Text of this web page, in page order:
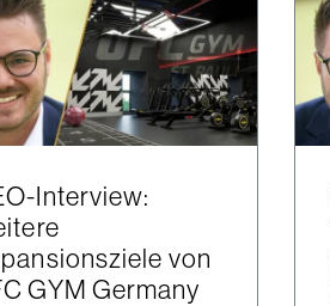
Interview:
von
GYM Germany